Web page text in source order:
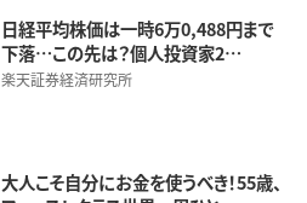
日経平均株価は一時6万0,488円まで
下落…この先は？個人投資家2…
楽天証券経済研究所
大人こそ自分にお金を使うべき！55歳、